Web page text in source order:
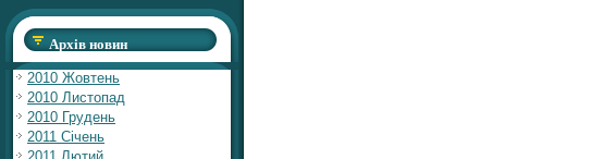
Архів новин
2010 Жовтень
2010 Листопад
2010 Грудень
2011 Січень